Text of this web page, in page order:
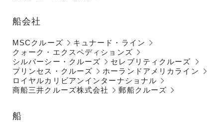
船会社
MSCクルーズ
キュナード・ライン
クォーク・エクスペディションズ
シルバーシー・クルーズ
セレブリティクルーズ
プリンセス・クルーズ
ホーランドアメリカライン
ロイヤルカリビアンインターナショナル
商船三井クルーズ株式会社
郵船クルーズ
船